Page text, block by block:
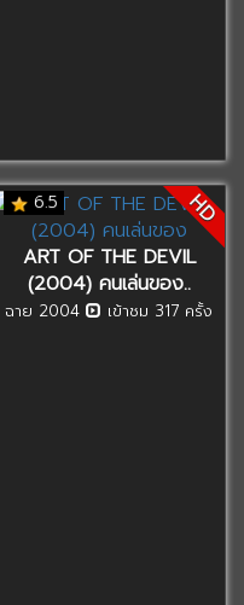
6.5 HD
ART OF THE DEVIL
(2004) คนเล่นของ..
ฉาย 2004 เข้าชม 317 ครั้ง